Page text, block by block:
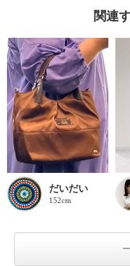
関連
だいだい
152cm